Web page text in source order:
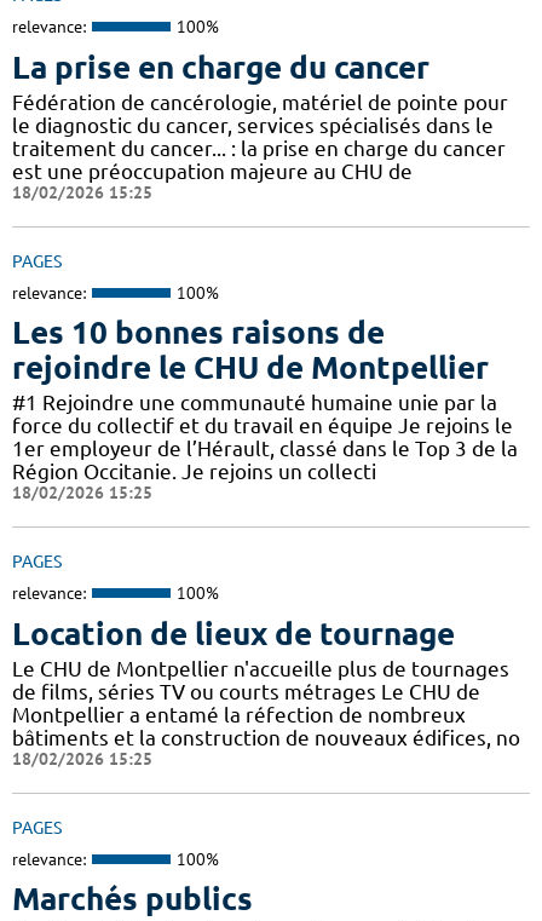
relevance: 100%
La prise en charge du cancer
Fédération de cancérologie, matériel de pointe pour
le diagnostic du cancer, services spécialisés dans le
traitement du cancer... : la prise en charge du cancer
est une préoccupation majeure au CHU de
18/02/2026 15:25
PAGES
relevance: 100%
Les 10 bonnes raisons de
rejoindre le CHU de Montpellier
#1 Rejoindre une communauté humaine unie par la
force du collectif et du travail en équipe Je rejoins le
1er employeur de l’Hérault, classé dans le Top 3 de la
Région Occitanie. Je rejoins un collecti
18/02/2026 15:25
PAGES
relevance: 100%
Location de lieux de tournage
Le CHU de Montpellier n'accueille plus de tournages
de films, séries TV ou courts métrages Le CHU de
Montpellier a entamé la réfection de nombreux
bâtiments et la construction de nouveaux édifices, no
18/02/2026 15:25
PAGES
relevance: 100%
Marchés publics